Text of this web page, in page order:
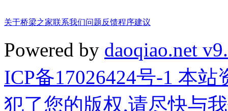
关于桥梁之家联系我们问题反馈程序建议
Powered by daoqiao.net
ICP备17026424号-1 本
犯了您的版权,请尽快与